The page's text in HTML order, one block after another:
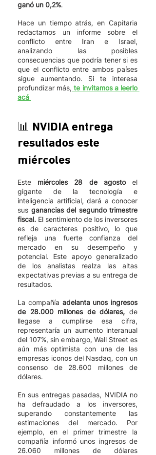
ganó un 0,2%.
Hace un tiempo atrás, en Capitaria
redactamos un informe sobre el
conflicto entre Iran e Israel,
analizando las posibles
consecuencias que podría tener si es
que el conflicto entre ambos países
sigue aumentando. Si te interesa
profundizar más, te invitamos a leerlo
acá
📊 NVIDIA entrega
resultados este
miércoles
Este miércoles 28 de agosto el
gigante de la tecnología e
inteligencia artificial, dará a conocer
sus ganancias del segundo trimestre
fiscal. El sentimiento de los inversores
es de caracteres positivo, lo que
refleja una fuerte confianza del
mercado en su desempeño y
potencial. Este apoyo generalizado
de los analistas realza las altas
expectativas previas a su entrega de
resultados.
La compañía adelanta unos ingresos
de 28.000 millones de dólares, de
llegase a cumplirse esa cifra,
representaría un aumento interanual
del 107%, sin embargo, Wall Street es
aún más optimista con una de las
empresas iconos del Nasdaq, con un
consenso de 28.600 millones de
dólares.
En sus entregas pasadas, NVIDIA no
ha defraudado a los inversores,
superando constantemente las
estimaciones del mercado. Por
ejemplo, en el primer trimestre la
compañía informó unos ingresos de
26.060 millones de dólares